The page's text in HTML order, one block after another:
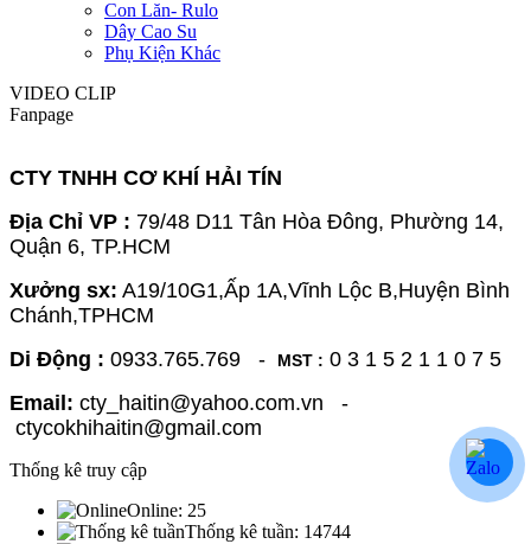
Con Lăn- Rulo
Dây Cao Su
Phụ Kiện Khác
VIDEO CLIP
Fanpage
CTY TNHH CƠ KHÍ HẢI TÍN
Địa Chỉ VP : 79/48 D11 Tân Hòa Đông, Phường 14,
Quận 6, TP.HCM
Xưởng sx: A19/10G1,Ấp 1A,Vĩnh Lộc B,Huyện Bình
Chánh,TPHCM
Di Động : 0933.765.769 - MST : 0 3 1 5 2 1 1 0 7 5
Email: cty_haitin@yahoo.com.vn -
ctycokhihaitin@gmail.com
Thống kê truy cập
Online: 25
Thống kê tuần: 14744